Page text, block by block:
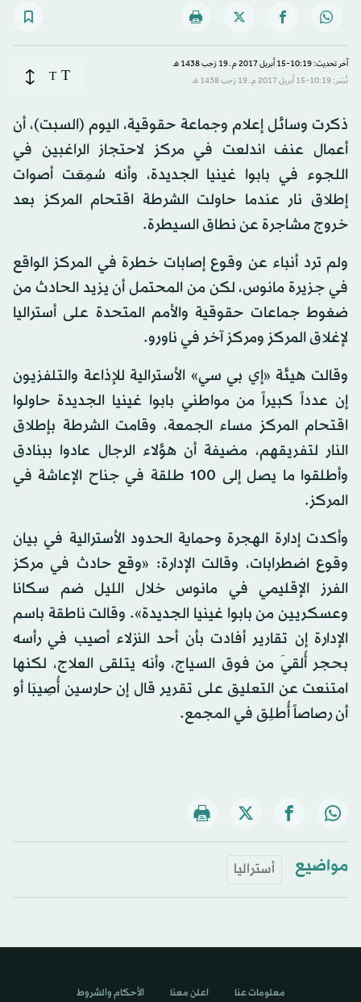
آخر تحديث: 10:19-15 أبريل 2017 م ـ 19 رَجب 1438 هـ
نُشر: 10:19-15 أبريل 2017 م ـ 19 رَجب 1438 هـ
T
T
ذكرت وسائل إعلام وجماعة حقوقية، اليوم (السبت)، أن
أعمال عنف اندلعت في مركز لاحتجاز الراغبين في
اللجوء في بابوا غينيا الجديدة، وأنه سُمِعَت أصوات
إطلاق نار عندما حاولت الشرطة اقتحام المركز بعد
خروج مشاجرة عن نطاق السيطرة.
ولم ترد أنباء عن وقوع إصابات خطرة في المركز الواقع
في جزيرة مانوس، لكن من المحتمل أن يزيد الحادث من
ضغوط جماعات حقوقية والأمم المتحدة على أستراليا
لإغلاق المركز ومركز آخر في ناورو.
وقالت هيئة «إي بي سي» الأسترالية للإذاعة والتلفزيون
إن عدداً كبيراً من مواطني بابوا غينيا الجديدة حاولوا
اقتحام المركز مساء الجمعة، وقامت الشرطة بإطلاق
النار لتفريقهم، مضيفة أن هؤلاء الرجال عادوا ببنادق
وأطلقوا ما يصل إلى 100 طلقة في جناح الإعاشة في
المركز.
وأكدت إدارة الهجرة وحماية الحدود الأسترالية في بيان
وقوع اضطرابات، وقالت الإدارة: «وقع حادث في مركز
الفرز الإقليمي في مانوس خلال الليل ضم سكانا
وعسكريين من بابوا غينيا الجديدة». وقالت ناطقة باسم
الإدارة إن تقارير أفادت بأن أحد النزلاء أصيب في رأسه
بحجر أُلقيَ من فوق السياج، وأنه يتلقى العلاج، لكنها
امتنعت عن التعليق على تقرير قال إن حارسين أُصِيبَا أو
أن رصاصاً أُطلِق في المجمع.
مواضيع أستراليا
معلومات عنا اعلن معنا الأحكام والشروط